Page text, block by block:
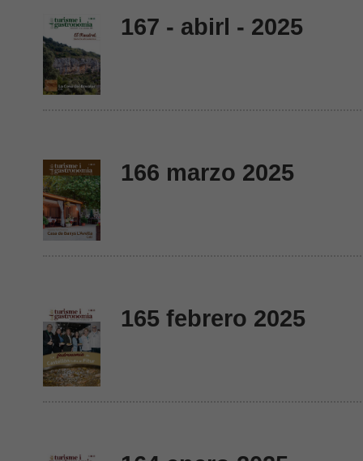
167 - abirl - 2025
166 marzo 2025
165 febrero 2025